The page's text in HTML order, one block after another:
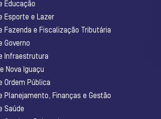
Educação
Esporte e Lazer
Fazenda e Fiscalização Tributária
Governo
Infraestrutura
Nova Iguaçu
Ordem Pública
Planejamento, Finanças e Gestão
Saúde